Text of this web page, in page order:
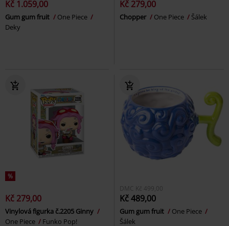
Kč 1.059,00
Gum gum fruit
One Piece
Deky
Kč 279,00
Chopper One Piece Šálek
%
Kč 279,00
Vinylová figurka č.2205 Ginny
One Piece
Funko Pop!
DMC Kč 499,00
Kč 489,00
Gum gum fruit
One Piece
Šálek